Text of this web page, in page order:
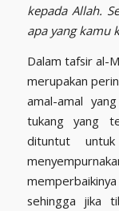
kepada Allah.
apa yang kamu
Dalam tafsir al-
merupakan
amal-amal
tukang yang
dituntut
sehingga jika